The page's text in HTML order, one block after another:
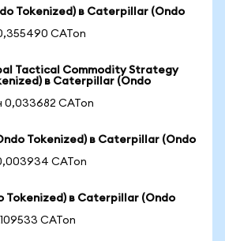
Tokenized) в Caterpillar (Ondo
CATon
Tactical Commodity Strategy
в Caterpillar (Ondo
0,033682 CATon
Tokenized) в Caterpillar (Ondo
CATon
Tokenized) в Caterpillar (Ondo
CATon